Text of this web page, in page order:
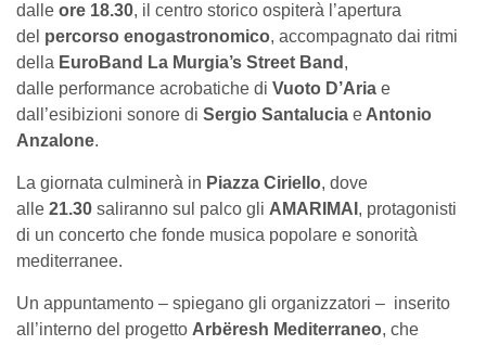
dalle ore 18.30, il centro storico ospiterà l’apertura
del percorso enogastronomico, accompagnato dai ritmi
della EuroBand La Murgia’s Street Band ,
dalle performance acrobatiche di Vuoto D’Aria e
dall’esibizioni sonore di Sergio Santalucia eAntonio
Anzalone.
La giornata culminerà in Piazza Ciriello, dove
alle 21.30 saliranno sul palco gli AMARIMAI , protagonisti
di un concerto che fonde musica popolare e sonorità
mediterranee.
Un appuntamento – spiegano gli organizzatori – inserito
all’interno del progetto Arbëresh Mediterraneo, che